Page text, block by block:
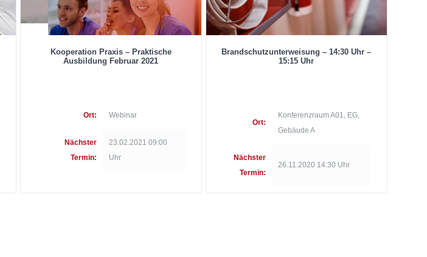
Kooperation Praxis – Praktische
Ausbildung Februar 2021
Ort: Webinar
Nächster
Termin:
23.02.2021 09:00
Uhr
Brandschutzunterweisung – 14:30 Uhr –
15:15 Uhr
Ort:
Konferenzraum A01, EG,
Gebäude A
Nächster
Termin:
26.11.2020 14:30 Uhr